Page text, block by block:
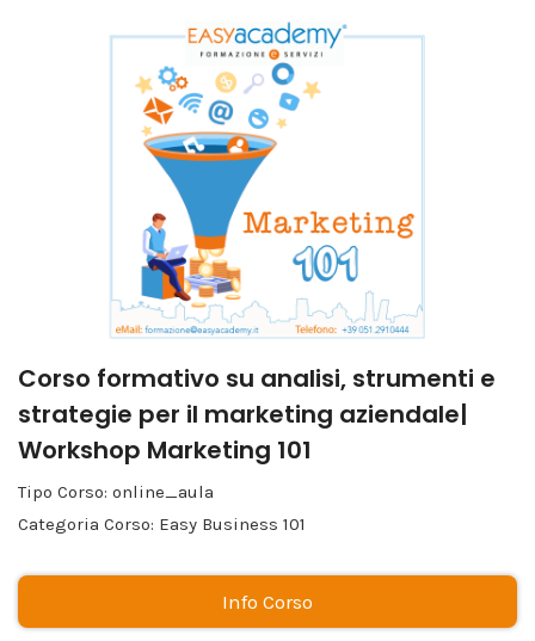
Corso formativo su analisi, strumenti e
strategie per il marketing aziendale|
Workshop Marketing 101
Tipo Corso: online_aula
Categoria Corso: Easy Business 101
Info Corso